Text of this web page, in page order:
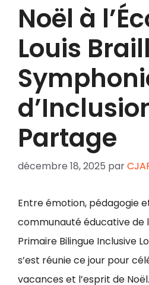
Noël à
Louis
Partage
décembre 18, 2025 par
Entre émotion, pédagogie
communauté éducative de
Primaire Bilingue Inclusive
s’est réunie ce jour pour
vacances et l’esprit de Noël.